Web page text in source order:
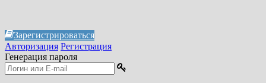
Зарегистрироваться
Авторизация Регистрация
Генерация пароля